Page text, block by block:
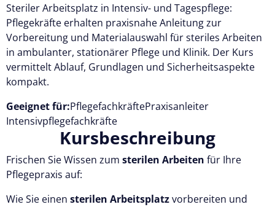
Steriler Arbeitsplatz in Intensiv- und Tagespflege:
Pflegekräfte erhalten praxisnahe Anleitung zur
Vorbereitung und Materialauswahl für steriles Arbeiten
in ambulanter, stationärer Pflege und Klinik. Der Kurs
vermittelt Ablauf, Grundlagen und Sicherheitsaspekte
kompakt.
Geeignet für:PflegefachkräftePraxisanleiter
Intensivpflegefachkräfte
Kursbeschreibung
Frischen Sie Wissen zum sterilen Arbeiten für Ihre
Pflegepraxis auf:
Wie Sie einen sterilen Arbeitsplatzvorbereiten und